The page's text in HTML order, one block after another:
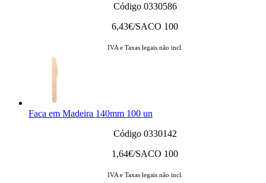
Código 0330586
6,43€/SACO 100
IVA e Taxas legais não incl.
Faca em Madeira 140mm 100 un
Código 0330142
1,64€/SACO 100
IVA e Taxas legais não incl.